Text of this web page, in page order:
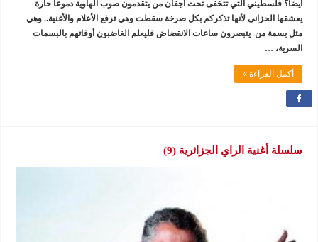
أيضا؟ فلسطيني التي تتخفى تحت أجفان من يتقدمون صوب الهاوية دموعاً حارة
يعشقها الحزانى لأنها تذكركم بكل صرخة سقطت وهي ترفع الأعلام والأغنية.. وهي
مثل بسمة من يتبصرون ساعات الانقضاض فليعلم الغاضبون أوقاتهم بالبسمات
السرية، …
أكمل القراءة »
سلسلة أغنية الراي الجزائرية (9)